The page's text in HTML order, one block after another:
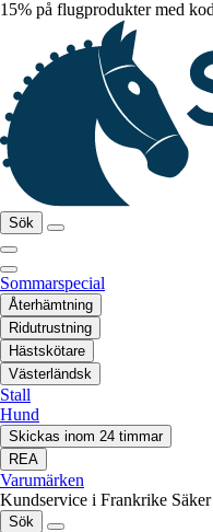
15% på flugprodukter med
Sök
Sommarspecial
Återhämtning
Ridutrustning
Hästskötare
Västerländsk
Stall
Hund
Skickas inom 24 timmar
REA
Varumärken
Kundservice i Frankrike
Sök